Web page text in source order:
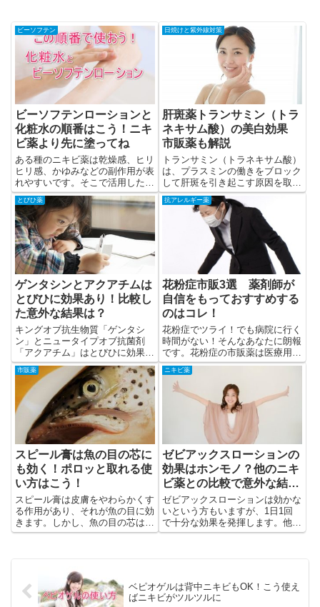
ビーソフテン
ビーソフテンローションと
化粧水の順番はこう！ニキ
ビ薬より先に塗ってね
ある種のニキビ薬は乾燥感、ヒリ
ヒリ感、かゆみなどの副作用が表
れやすいです。そこで活用したい
のが、化粧水やビーソフテンロー
ションなどの保湿剤です。
日焼けと紫外線対策
肝斑薬トランサミン（トラ
ネキサム酸）の美白効果
市販薬も解説
トランサミン（トラネキサム酸）
は、プラスミンの働きをブロック
して肝斑を引き起こす原因を取り
除きます。シナール（ビタミン
C）との併用も多いです。
とびひ薬
ゲンタシンとアクアチムは
とびひに効果あり！比較し
た意外な結果は？
キングオブ抗生物質「ゲンタシ
ン」とニュータイプオブ抗菌剤
「アクアチム」はとびひに効果の
ある塗り薬です。効果、副作用、
使い方、薬価（薬の値段）の比較
してみると意外と○○です。
抗アレルギー薬
花粉症市販3選 薬剤師が
自信をもっておすすめする
のはコレ！
花粉症でツライ！でも病院に行く
時間がない！そんなあなたに朗報
です。花粉症の市販薬は医療用と
全く同じモノが販売されているか
らです。さぁ、ドラッグストアへ
Go！
市販薬
スピール膏は魚の目の芯に
も効く！ポロッと取れる使
い方はこう！
スピール膏は皮膚をやわらかくす
る作用があり、それが魚の目に効
きます。しかし、魚の目の芯は頑
固です。スピール膏を貼って剥が
ニキビ薬
ゼビアックスローションの
効果はホンモノ？他のニキ
ビ薬との比較で意外な結果
が
ゼビアックスローションは効かな
いという方もいますが、1日1回
で十分な効果を発揮します。他の
ニキビ薬と比較しながら効く理由
ベピオゲルは背中ニキビもOK！こう使え
ばニキビがツルツルに